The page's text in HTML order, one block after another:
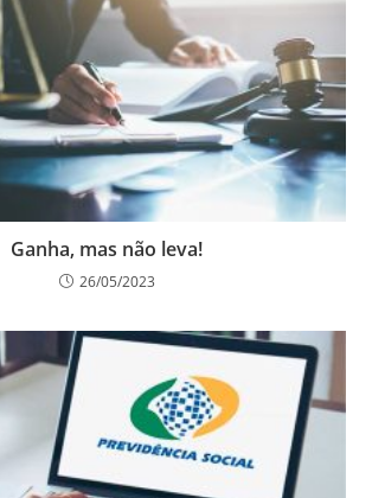
Ganha, mas não leva!
26/05/2023